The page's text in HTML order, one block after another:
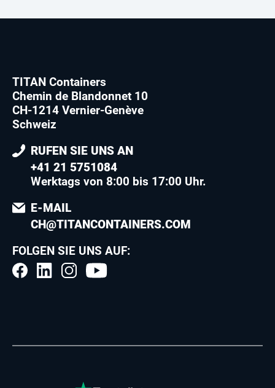
TITAN Containers
Chemin de Blandonnet 10
CH-1214 Vernier-Genève
Schweiz
RUFEN SIE UNS AN
+41 21 5751084
Werktags von 8:00 bis 17:00 Uhr.
E-MAIL
CH@TITANCONTAINERS.COM
FOLGEN SIE UNS AUF: